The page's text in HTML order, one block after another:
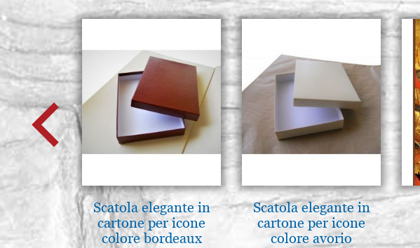
Scatola elegante in
cartone per icone
colore bordeaux
Scatola elegante in
cartone per icone
colore avorio